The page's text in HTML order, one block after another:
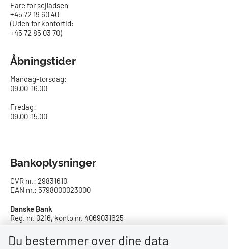
Fare for sejladsen
+45 72 19 60 40
(Uden for kontortid:
+45 72 85 03 70)
Åbningstider
Mandag-torsdag:
09.00-16.00​
Fredag:
09.00-15.00
Bankoplysninger
CVR nr.: 29831610
EAN nr.: 5798000023000
Danske Bank
Reg. nr. 0216, konto nr. 4069031625
IBAN: DK8402164069031625
SWIFT: DABADKKK
Du bestemmer over dine data